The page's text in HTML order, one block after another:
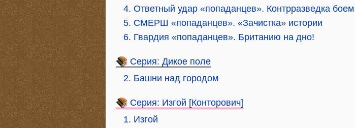
4. Ответный удар «попаданцев». Контрразведка боем
5. СМЕРШ «попаданцев». «Зачистка» истории
6. Гвардия «попаданцев». Британию на дно!
Серия: Дикое поле
2. Башни над городом
Серия: Изгой [Конторович]
1. Изгой